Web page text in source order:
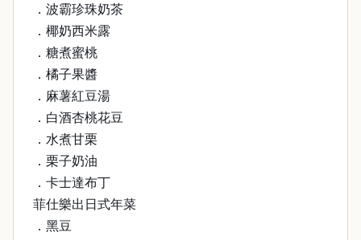
．波霸珍珠奶茶
．椰奶西米露
．糖煮蜜桃
．橘子果醬
．麻薯紅豆湯
．白酒杏桃花豆
．水煮甘栗
．栗子奶油
．卡士達布丁
菲仕樂出日式年菜
．黑豆